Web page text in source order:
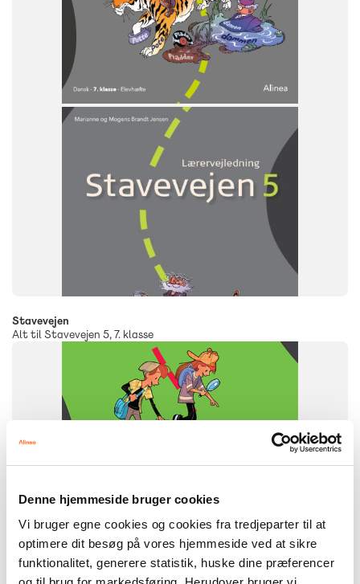
Denne hjemmeside bruger cookies
Vi bruger egne cookies og cookies fra tredjeparter til at
optimere dit besøg på vores hjemmeside ved at sikre
funktionalitet, generere statistik, huske dine præferencer
Stavevejen
Alt til Stavevejen 5, 7. klasse
NIVEAU
4. klasse